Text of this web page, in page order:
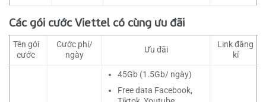
Các gói cước Viettel có cùng ưu đãi
Tên gói
cước
Cước phí/
ngày
Ưu đãi
Link đăng
kí
45Gb (1.5Gb/ ngày)
Free data Facebook,